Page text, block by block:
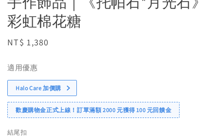
彩虹棉花糖
Regular
NT$ 1,380
適用優惠
Halo Care 加價購
歡慶購物金正式上線！訂單滿額 2000 元獲得 100 元回饋金
結尾扣